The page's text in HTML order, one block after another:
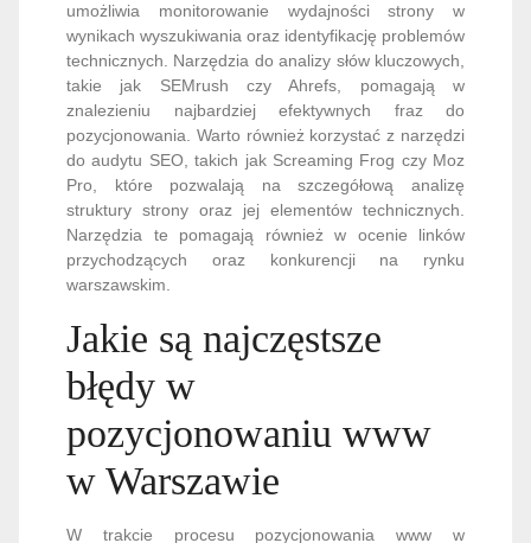
umożliwia monitorowanie wydajności strony w
wynikach wyszukiwania oraz identyfikację problemów
technicznych. Narzędzia do analizy słów kluczowych,
takie jak SEMrush czy Ahrefs, pomagają w
znalezieniu najbardziej efektywnych fraz do
pozycjonowania. Warto również korzystać z narzędzi
do audytu SEO, takich jak Screaming Frog czy Moz
Pro, które pozwalają na szczegółową analizę
struktury strony oraz jej elementów technicznych.
Narzędzia te pomagają również w ocenie linków
przychodzących oraz konkurencji na rynku
warszawskim.
Jakie są najczęstsze
błędy w
pozycjonowaniu www
w Warszawie
W trakcie procesu pozycjonowania www w